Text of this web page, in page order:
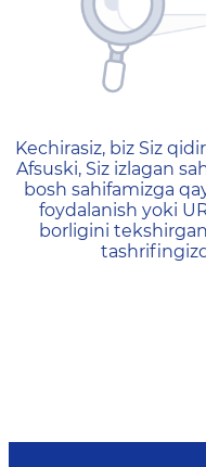
404 —
Kechirasiz, biz Siz
Afsuski, Siz izlagan
bosh sahifamizga
foydalanish yoki
borligini